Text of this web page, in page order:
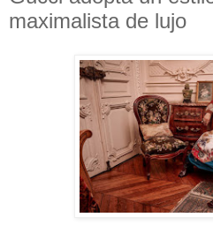
maximalista de lujo